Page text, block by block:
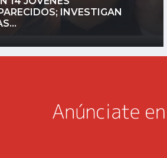
ATOTONILQUILLO CONVIERTE EL
MEMBRILLO EN MÁS DE...